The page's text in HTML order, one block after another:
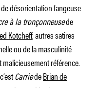
désorientation fangeuse
à la tronçonneusede
Kotcheff, autres satires
ou de la masculinité
référence.
CarriedeBrian de